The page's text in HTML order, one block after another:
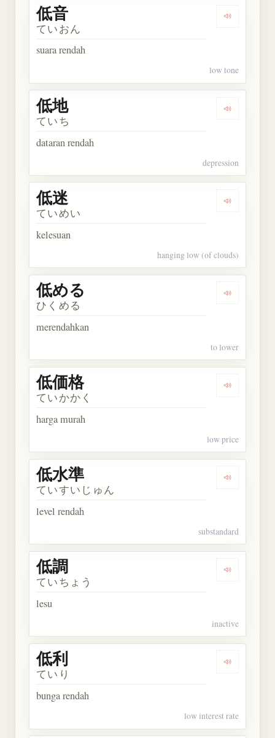
Dengarkan
低音
ていおん
suara rendah
low tone
Dengarkan
低地
ていち
dataran rendah
depression
Dengarkan
低迷
ていめい
kelesuan
hanging low (of clouds)
Dengarkan
低める
ひくめる
merendahkan
to lower
Dengarkan
低価格
ていかかく
harga murah
low price
Dengarkan
低水準
ていすいじゅん
level rendah
substandard
Dengarkan
低調
ていちょう
lesu
inactive
Dengarkan
低利
ていり
bunga rendah
low interest rate